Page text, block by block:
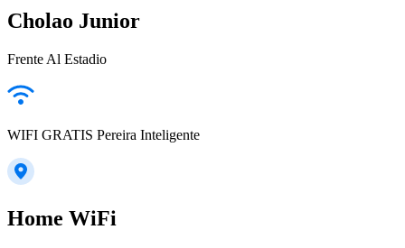
Cholao Junior
Frente Al Estadio
WIFI GRATIS Pereira Inteligente
Home WiFi